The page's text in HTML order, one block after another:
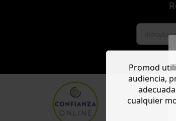
Promod
audiencia,
cualquier